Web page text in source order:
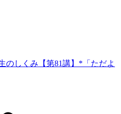
のしくみ【第81講】* 「ただよ